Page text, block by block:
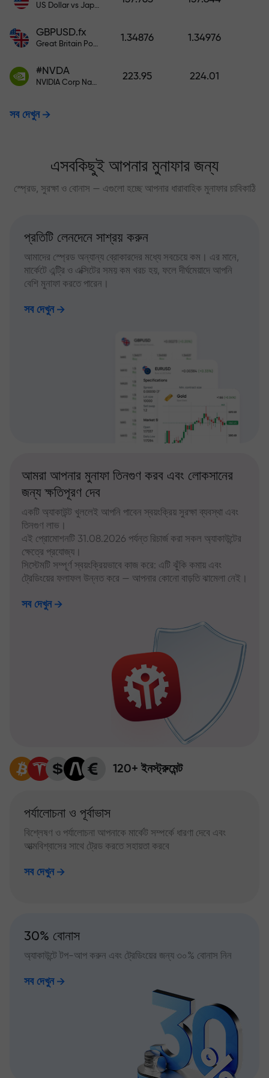
US Dollar vs Japanese Yen
GBPUSD.fx
Great Britain Pound vs US Dollar
1.34876 1.34976
#NVDA
NVIDIA Corp Nasdaq Stock Exchange (Nasdaq) USD
223.95 224.01
সব দেখুন
এসবকিছুই আপনার মুনাফার জন্য
স্প্রেড, সুরক্ষা ও বোনাস — এগুলো হচ্ছে আপনার ধারাবাহিক মুনাফার চাবিকাঠি
প্রতিটি লেনদেনে সাশ্রয় করুন
আমাদের স্প্রেড অন্যান্য ব্রোকারদের মধ্যে সবচেয়ে কম। এর মানে,
মার্কেটে এন্ট্রি ও এক্সিটের সময় কম খরচ হয়, ফলে দীর্ঘমেয়াদে আপনি
বেশি মুনাফা করতে পারেন।
সব দেখুন
আমরা আপনার মুনাফা তিনগুণ করব এবং লোকসানের
জন্য ক্ষতিপূরণ দেব
একটি অ্যাকাউন্ট খুললেই আপনি পাবেন স্বয়ংক্রিয় সুরক্ষা ব্যবস্থা এবং
তিনগুণ লাভ।
এই প্রোমোশনটি 31.08.2026 পর্যন্ত রিচার্জ করা সকল অ্যাকাউন্টের
ক্ষেত্রে প্রযোজ্য।
সিস্টেমটি সম্পূর্ণ স্বয়ংক্রিয়ভাবে কাজ করে: এটি ঝুঁকি কমায় এবং
ট্রেডিংয়ের ফলাফল উন্নত করে — আপনার কোনো বাড়তি ঝামেলা নেই।
সব দেখুন
120+ ইনস্ট্রুমেন্ট
পর্যালোচনা ও পূর্বাভাস
বিশ্লেষণ ও পর্যালোচনা আপনাকে মার্কেট সম্পর্কে ধারণা দেবে এবং
আত্মবিশ্বাসের সাথে ট্রেড করতে সহায়তা করবে
সব দেখুন
30% বোনাস
অ্যাকাউন্টে টপ-আপ করুন এবং ট্রেডিংয়ের জন্য ৩০% বোনাস নিন
সব দেখুন